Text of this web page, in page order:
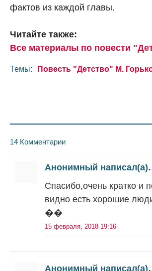
фактов из каждой главы.
Читайте также:
Все материалы по повести
Темы: Повесть "Детство" М.
14 Комментарии
Анонимный
Спасибо,очень кратко и
видно есть хорошие
��
15 февраля, 2018 19:16
Анонимный